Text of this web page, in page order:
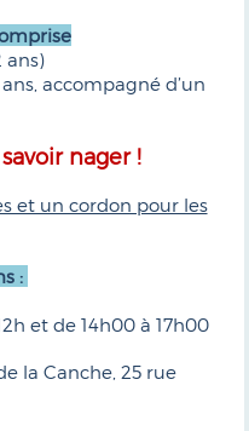
ans)
accompagné d’un
nager !
et un cordon pour les
:
et de 14h00 à 17h00
la Canche, 25 rue